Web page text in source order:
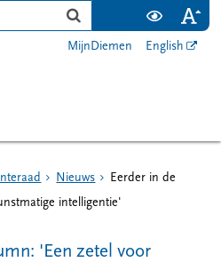
MijnDiemen English
Nieuws
Eerder in de
intelligentie'
'Een zetel voor